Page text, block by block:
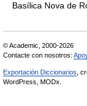
Basílica Nova de
© Academic, 2000-2026
Contacte con nosotros:
Exportación Diccionarios ,
WordPress, MODx.